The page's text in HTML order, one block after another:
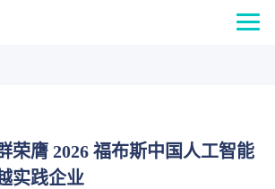
荣膺 2026 福布斯中国人工智能
实践企业